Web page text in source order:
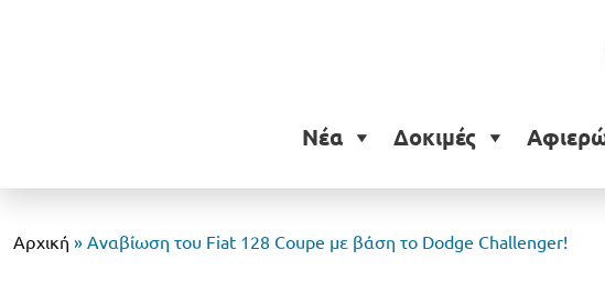
Νέα Δοκιμές
Αρχική » Αναβίωση του Fiat 128 Coupe με βάση το Dodge Challenger!